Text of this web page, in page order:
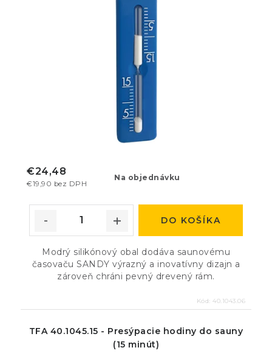
Na objednávku
€19,90 bez DPH
€24,48
DO KOŠÍKA
Modrý silikónový obal dodáva saunovému
časovaču SANDY výrazný a inovatívny dizajn a
zároveň chráni pevný drevený rám.
Kód: 40.1043.06
TFA 40.1045.15 - Presýpacie hodiny do sauny
(15 minút)